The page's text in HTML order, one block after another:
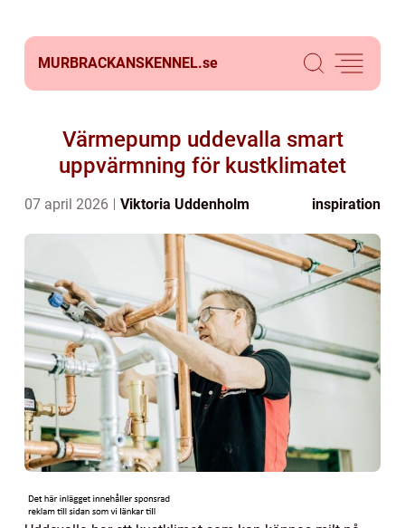
MURBRACKANSKENNEL.se
Värmepump uddevalla smart
uppvärmning för kustklimatet
07 april 2026 Viktoria Uddenholm inspiration